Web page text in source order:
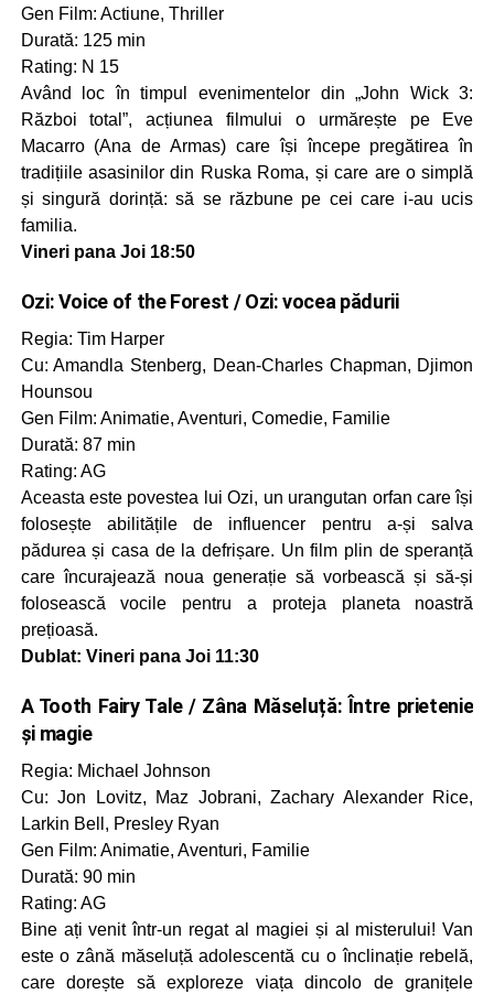
Gen Film: Actiune, Thriller
Durată: 125 min
Rating: N 15
Având loc în timpul evenimentelor din „John Wick 3:
Război total”, acțiunea filmului o urmărește pe Eve
Macarro (Ana de Armas) care își începe pregătirea în
tradițiile asasinilor din Ruska Roma, și care are o simplă
și singură dorință: să se răzbune pe cei care i-au ucis
familia.
Vineri pana Joi 18:50
Ozi: Voice of the Forest / Ozi: vocea pădurii
Regia: Tim Harper
Cu: Amandla Stenberg, Dean-Charles Chapman, Djimon
Hounsou
Gen Film: Animatie, Aventuri, Comedie, Familie
Durată: 87 min
Rating: AG
Aceasta este povestea lui Ozi, un urangutan orfan care își
folosește abilitățile de influencer pentru a-și salva
pădurea și casa de la defrișare. Un film plin de speranță
care încurajează noua generație să vorbească și să-și
folosească vocile pentru a proteja planeta noastră
prețioasă.
Dublat: Vineri pana Joi 11:30
A Tooth Fairy Tale / Zâna Măseluță: Între prietenie
și magie
Regia: Michael Johnson
Cu: Jon Lovitz, Maz Jobrani, Zachary Alexander Rice,
Larkin Bell, Presley Ryan
Gen Film: Animatie, Aventuri, Familie
Durată: 90 min
Rating: AG
Bine ați venit într-un regat al magiei și al misterului! Van
este o zână măseluță adolescentă cu o înclinație rebelă,
care dorește să exploreze viața dincolo de granițele